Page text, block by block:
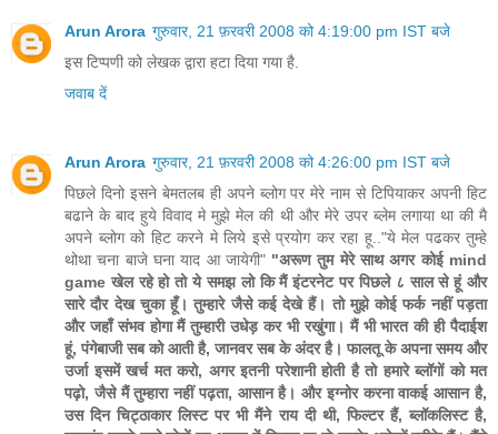
Arun Arora गुरुवार, 21 फ़रवरी 2008 को 4:19:00 pm IST बजे
इस टिप्पणी को लेखक द्वारा हटा दिया गया है.
जवाब दें
Arun Arora गुरुवार, 21 फ़रवरी 2008 को 4:26:00 pm IST बजे
पिछले दिनो इसने बेमतलब ही अपने ब्लोग पर मेरे नाम से टिपियाकर अपनी हिट
बढाने के बाद हुये विवाद मे मुझे मेल की थी और मेरे उपर ब्लेम लगाया था की मै
अपने ब्लोग को हिट करने मे लिये इसे प्रयोग कर रहा हू.."ये मेल पढकर तुम्हे
थोथा चना बाजे घना याद आ जायेगी" "अरूण तुम मेरे साथ अगर कोई mind
game खेल रहे हो तो ये समझ लो कि मैं इंटरनेट पर पिछले ८ साल से हूं और
सारे दौर देख चुका हूँ। तुम्हारे जैसे कई देखे हैं। तो मुझे कोई फर्क नहीं पड़ता
और जहाँ संभव होगा मैं तुम्हारी उधेड़ कर भी रखुंगा। मैं भी भारत की ही पैदाईश
हूं, पंगेबाजी सब को आती है, जानवर सब के अंदर है। फालतू के अपना समय और
उर्जा इसमें खर्च मत करो, अगर इतनी परेशानी होती है तो हमारे ब्लॉगों को मत
पढ़ो, जैसे मैं तुम्हारा नहीं पढ़ता, आसान है। और इग्नोर करना वाकई आसान है,
उस दिन चिट्ठाकार लिस्ट पर भी मैंने राय दी थी, फिल्टर हैं, ब्लॉकलिस्ट है,